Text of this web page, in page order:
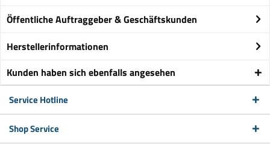
Öffentliche Auftraggeber & Geschäftskunden
Herstellerinformationen
Kunden haben sich ebenfalls angesehen
Service Hotline
Shop Service